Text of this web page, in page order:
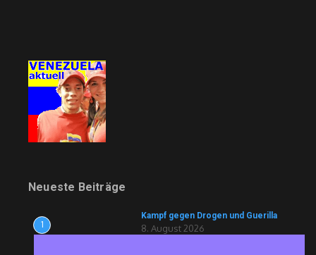
Neueste Beiträge
1
Kampf gegen Drogen und Guerilla
8. August 2026